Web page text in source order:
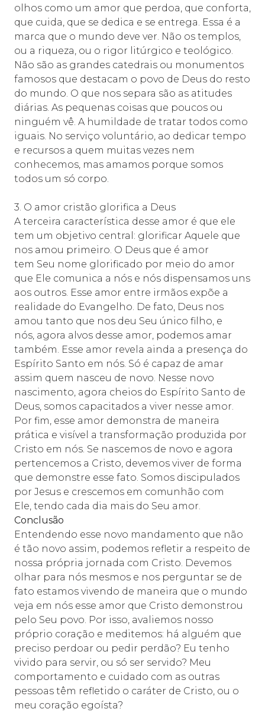
olhos como um amor que perdoa, que conforta,
que cuida, que se dedica e se entrega. Essa é a
marca que o mundo deve ver. Não os templos,
ou a riqueza, ou o rigor litúrgico e teológico.
Não são as grandes catedrais ou monumentos
famosos que destacam o povo de Deus do resto
do mundo. O que nos separa são as atitudes
diárias. As pequenas coisas que poucos ou
ninguém vê. A humildade de tratar todos como
iguais. No serviço voluntário, ao dedicar tempo
e recursos a quem muitas vezes nem
conhecemos, mas amamos porque somos
todos um só corpo.
3. O amor cristão glorifica a Deus
A terceira característica desse amor é que ele
tem um objetivo central: glorificar Aquele que
nos amou primeiro. O Deus que é amor
tem Seu nome glorificado por meio do amor
que Ele comunica a nós e nós dispensamos uns
aos outros. Esse amor entre irmãos expõe a
realidade do Evangelho. De fato, Deus nos
amou tanto que nos deu Seu único filho, e
nós, agora alvos desse amor, podemos amar
também. Esse amor revela ainda a presença do
Espírito Santo em nós. Só é capaz de amar
assim quem nasceu de novo. Nesse novo
nascimento, agora cheios do Espírito Santo de
Deus, somos capacitados a viver nesse amor.
Por fim, esse amor demonstra de maneira
prática e visível a transformação produzida por
Cristo em nós. Se nascemos de novo e agora
pertencemos a Cristo, devemos viver de forma
que demonstre esse fato. Somos discipulados
por Jesus e crescemos em comunhão com
Ele, tendo cada dia mais do Seu amor.
Conclusão
Entendendo esse novo mandamento que não
é tão novo assim, podemos refletir a respeito de
nossa própria jornada com Cristo. Devemos
olhar para nós mesmos e nos perguntar se de
fato estamos vivendo de maneira que o mundo
veja em nós esse amor que Cristo demonstrou
pelo Seu povo. Por isso, avaliemos nosso
próprio coração e meditemos: há alguém que
preciso perdoar ou pedir perdão? Eu tenho
vivido para servir, ou só ser servido? Meu
comportamento e cuidado com as outras
pessoas têm refletido o caráter de Cristo, ou o
meu coração egoísta?